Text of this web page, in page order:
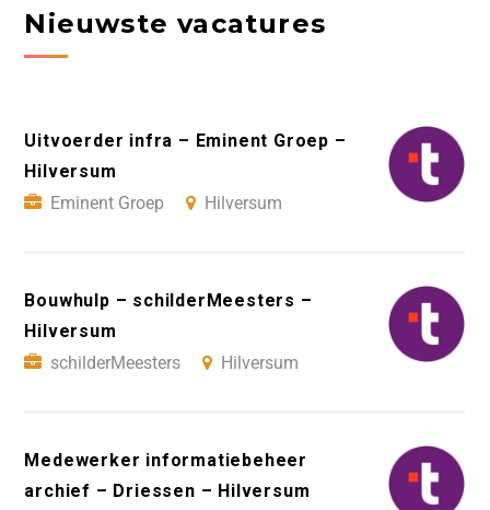
Nieuwste vacatures
Uitvoerder infra – Eminent Groep –
Hilversum
Eminent Groep
Hilversum
Bouwhulp – schilderMeesters –
Hilversum
schilderMeesters
Hilversum
Medewerker informatiebeheer
archief – Driessen – Hilversum